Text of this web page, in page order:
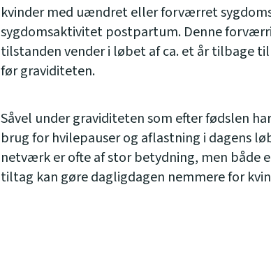
kvinder med uændret eller forværret
sygdomsaktivitet postpartum. Denne
tilstanden vender i løbet af ca. et år tilbage
før graviditeten.
Såvel under graviditeten som efter fødslen
brug for hvilepauser og aflastning i dagens
netværk er ofte af stor betydning, men både
tiltag kan gøre dagligdagen nemmere for